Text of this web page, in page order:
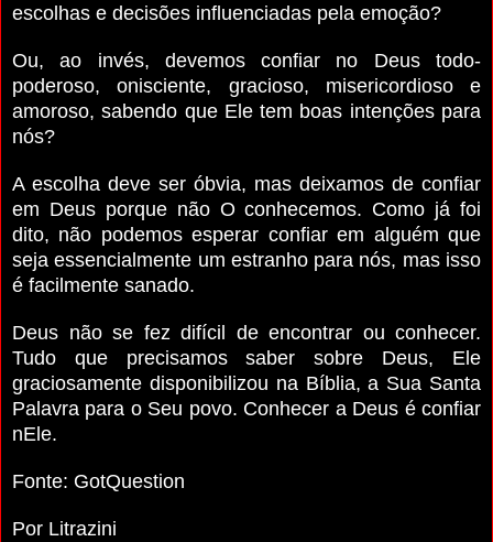
escolhas e decisões influenciadas pela emoção?
Ou, ao invés, devemos confiar no Deus todo-
poderoso, onisciente, gracioso, misericordioso e
amoroso, sabendo que Ele tem boas intenções para
nós?
A escolha deve ser óbvia, mas deixamos de confiar
em Deus porque não O conhecemos. Como já foi
dito, não podemos esperar confiar em alguém que
seja essencialmente um estranho para nós, mas isso
é facilmente sanado.
Deus não se fez difícil de encontrar ou conhecer.
Tudo que precisamos saber sobre Deus, Ele
graciosamente disponibilizou na Bíblia, a Sua Santa
Palavra para o Seu povo. Conhecer a Deus é confiar
nEle.
Fonte: GotQuestion
Por Litrazini